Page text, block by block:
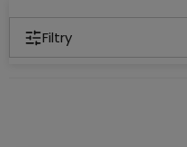
Wybierz coś dla
Filtry